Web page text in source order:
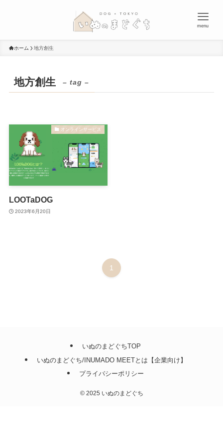
menu
ホーム 地方創生
地方創生 – tag –
オンラインサービス
LOOTaDOG
2023年6月20日
1
いぬのまどぐちTOP
いぬのまどぐち/INUMADO MEETとは【企業向け】
プライバシーポリシー
©2025 いぬのまどぐち